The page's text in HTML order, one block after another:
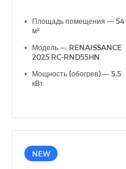
горизонтальные жалюзи)
Дополнительная
Индикация утечки хладагента
Функция Smart Defrost
•
Площадь помещения — 54
м²
•
Модель — RENAISSANCE
2025 RC-RND55HN
•
Мощность (обогрев) — 5,5
кВт
NEW